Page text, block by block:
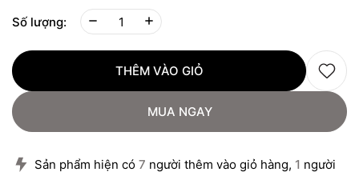
Số lượng:
THÊM VÀO GIỎ
MUA NGAY
Sản phẩm hiện có 7 người thêm vào giỏ hàng, 1 người